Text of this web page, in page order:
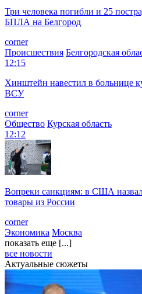
Три человека погибли и 25
БПЛА на Белгород
corner
Происшествия Белгородская
12:15
Хинштейн навестил в больнице
ВСУ
corner
Общество Курская область
12:12
Вопреки санкциям: в США
товары из России
corner
Экономика Москва
показать еще [...]
все новости
Актуальные сюжеты